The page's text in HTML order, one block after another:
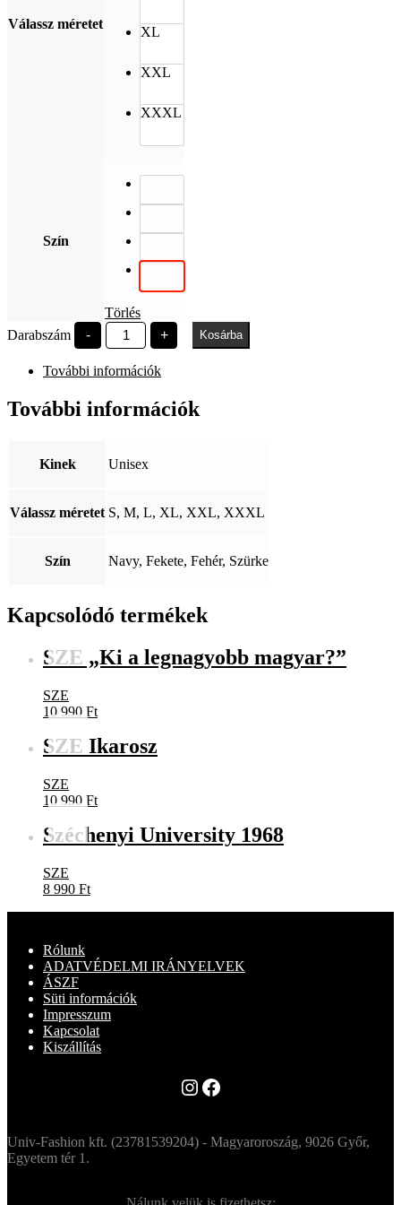
Válassz méretet
XL
XXL
XXXL
Szín
Törlés
Darabszám
-
Széchenyi
Egyetem
mennyiség
+ Kosárba
További információk
További információk
Kinek Unisex
Válassz méretet S, M, L, XL, XXL, XXXL
Szín Navy, Fekete, Fehér, Szürke
Kapcsolódó termékek
SZE „Ki a legnagyobb magyar?”
SZE
10 990 Ft
SZE Ikarosz
SZE
10 990 Ft
Széchenyi University 1968
SZE
8 990 Ft
Rólunk
ADATVÉDELMI IRÁNYELVEK
ÁSZF
Süti információk
Impresszum
Kapcsolat
Kiszállítás
Instagram
Facebook
Univ-Fashion kft. (23781539204) - Magyaroroszág, 9026 Győr,
Egyetem tér 1.